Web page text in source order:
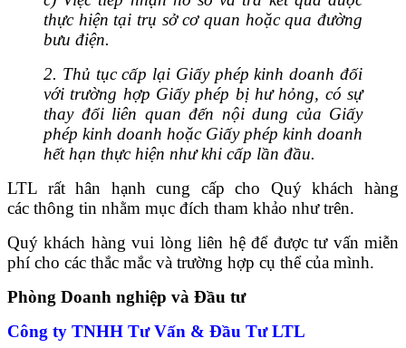
thực hiện tại trụ sở cơ quan hoặc qua đường
bưu điện.
2. Thủ tục cấp lại Giấy phép kinh doanh đối
với trường hợp Giấy phép bị hư hỏng, có sự
thay đổi liên quan đến nội dung của Giấy
phép kinh doanh hoặc Giấy phép kinh doanh
hết hạn thực hiện như khi cấp lần đầu.
LTL rất hân hạnh cung cấp cho Quý khách hàng
các thông tin nhằm mục đích tham khảo như trên.
Quý khách hàng vui lòng liên hệ để được tư vấn miễn
phí cho các thắc mắc và trường hợp cụ thể của mình.
Phòng Doanh nghiệp và Đầu tư
Công ty TNHH Tư Vấn & Đầu Tư LTL